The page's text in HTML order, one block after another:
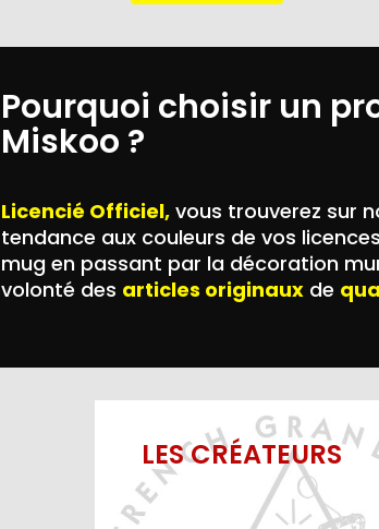
Pourquoi choisir un
Miskoo ?
Licencié Officiel, vous trouverez sur
tendance aux couleurs de vos
mug en passant par la décoration
volonté des articles originaux de
LES CRÉATEURS